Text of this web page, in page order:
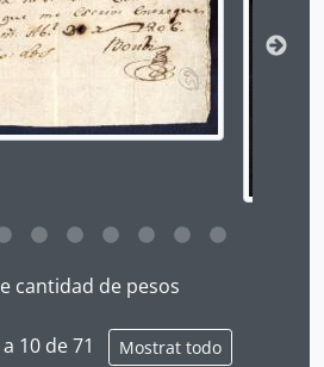
cantidad de pesos
10 de 71 Mostrat todo